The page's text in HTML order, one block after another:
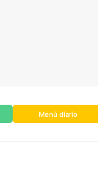
Menú diario